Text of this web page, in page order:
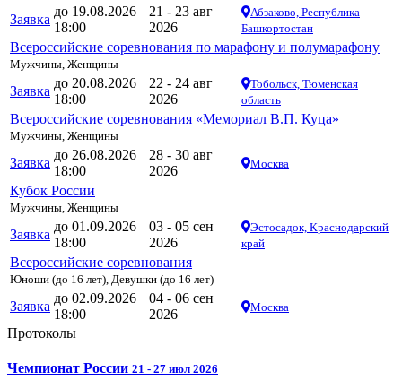
Заявка
до 19.08.2026
18:00
21 - 23 авг
2026
Абзаково, Республика
Башкортостан
Всероссийские соревнования по марафону и полумарафону
Мужчины, Женщины
Заявка
до 20.08.2026
18:00
22 - 24 авг
2026
Тобольск, Тюменская
область
Всероссийские соревнования «Мемориал В.П. Куца»
Мужчины, Женщины
Заявка
до 26.08.2026
18:00
28 - 30 авг
2026
Москва
Кубок России
Мужчины, Женщины
Заявка
до 01.09.2026
18:00
03 - 05 сен
2026
Эстосадок, Краснодарский
край
Всероссийские соревнования
Юноши (до 16 лет), Девушки (до 16 лет)
Заявка
до 02.09.2026
18:00
04 - 06 сен
2026
Москва
Протоколы
Чемпионат России 21 - 27 июл 2026